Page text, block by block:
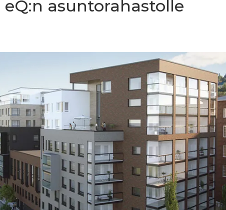
asuntorahastolle